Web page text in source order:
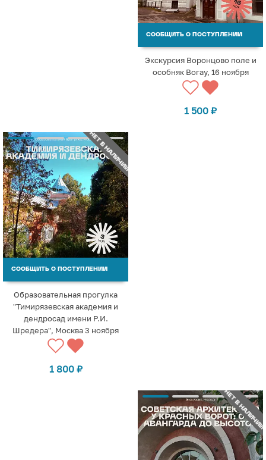
СООБЩИТЬ О ПОСТУПЛЕНИИ
Экскурсия Воронцово поле и
особняк Вогау, 16 ноября
1 500 ₽
НЕТ В НАЛИЧИИ
СООБЩИТЬ О ПОСТУПЛЕНИИ
Образовательная прогулка
"Тимирязевская академия и
дендросад имени Р.И.
Шредера", Москва 3 ноября
1 800 ₽
НЕТ В НАЛИЧИИ